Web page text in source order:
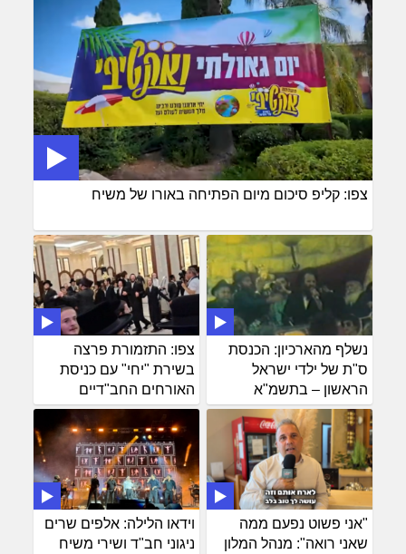
צפו: קליפ סיכום מיום הפתיחה באורו של משיח
צפו: התזמורת פרצה
בשירת "יחי" עם כניסת
האורחים החב"דיים
נשלף מהארכיון: הכנסת
ס"ת של ילדי ישראל
הראשון – בתשמ"א
וידאו הלילה: אלפים שרים
ניגוני חב"ד ושירי משיח
"אני פשוט נפעם ממה
שאני רואה": מנהל המלון